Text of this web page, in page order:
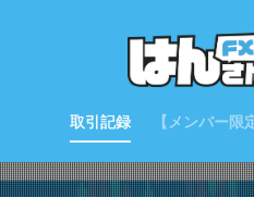
取引記録 【メンバー限